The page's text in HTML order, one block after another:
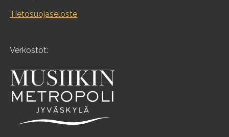
Tietosuojaseloste
Verkostot: